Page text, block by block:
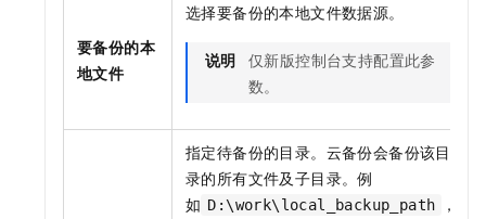
要备份的本
地文件
选择要备份的本地文件数据源。
说明 仅新版控制台支持配置此参
数。
指定待备份的目录。 云备份会备份该目
录的所有文件及子目录。例
如 D:\work\local_backup_path
，